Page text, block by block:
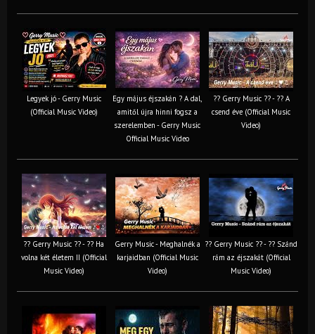
Legyek jó - Gerry Music
(Official Music Video)
Egy május éjszakán ? A dal,
amitől újra hinni fogsz a
szerelemben - Gerry Music
Official Music Video
?? Gerry Music ?? - ?? A
csend éve (Official Music
Video)
?? Gerry Music ?? - ?? Ha
volna két életem II (Official
Music Video)
Gerry Music - Meghalnék a
karjaidban (Official Music
Video)
?? Gerry Music ?? - ?? Szánd
rám az éjszakát (Official
Music Video)